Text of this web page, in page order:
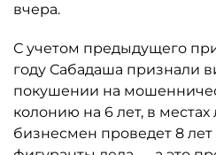
вчера.
С учетом предыдущего
году Сабадаша признали
покушении на
колонию на 6 лет, в
бизнесмен проведет 8